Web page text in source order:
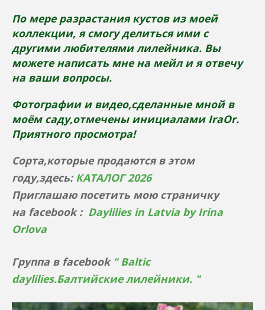
По мере разрастания кустов из моей
коллекции, я смогу делиться ими с
другими любителями лилейника. Вы
можете написать мне на мейл и я отвечу
на ваши вопросы.
Фотографии и видео,сделанные мной в
моём саду,отмечены инициалами IraOr.
Приятного просмотра!
Сорта,которые продаются в этом
году,здесь: КАТАЛОГ 2026
Приглашаю посетить мою страничку
на facebook : Daylilies in Latvia by Irina
Orlova
Группа в facebook " Baltic
daylilies.Балтийские лилейники. "